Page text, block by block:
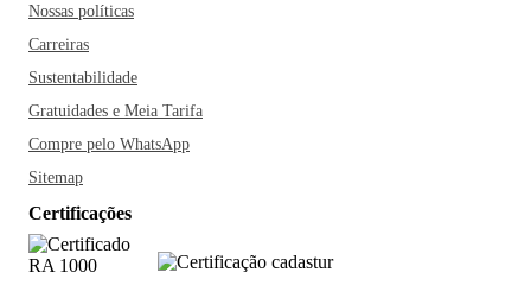
Nossas políticas
Carreiras
Sustentabilidade
Gratuidades e Meia Tarifa
Compre pelo WhatsApp
Sitemap
Certificações